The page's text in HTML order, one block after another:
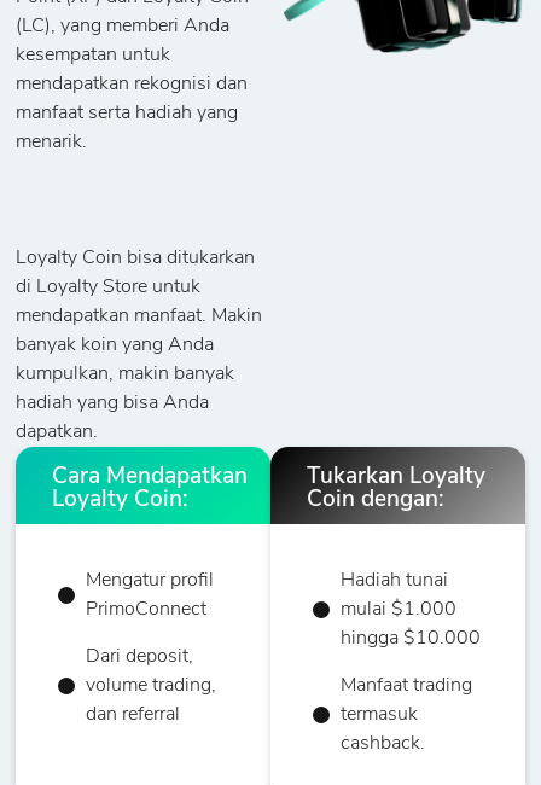
(LC), yang memberi Anda
kesempatan untuk
mendapatkan rekognisi dan
manfaat serta hadiah yang
menarik.
Loyalty Coin bisa ditukarkan
di Loyalty Store untuk
mendapatkan manfaat. Makin
banyak koin yang Anda
kumpulkan, makin banyak
hadiah yang bisa Anda
dapatkan.
Cara Mendapatkan
Loyalty Coin:
Mengatur profil
PrimoConnect
Dari deposit,
volume trading,
dan referral
Tukarkan Loyalty
Coin dengan:
Hadiah tunai
mulai $1.000
hingga $10.000
Manfaat trading
termasuk
cashback.